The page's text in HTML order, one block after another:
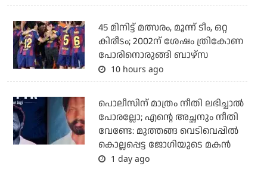
45 മിനിട്ട് മത്സരം, മൂന്ന് ടീം, ഒറ്റ
കിരീടം; 2002ന് ശേഷം ത്രികോണ
പോരിനൊരുങ്ങി ബാഴ്‌സ
10 hours ago
പൊലീസിന് മാത്രം നീതി ലഭിച്ചാല്‍
പോരല്ലോ; എന്റെ അച്ഛനും നീതി
വേണ്ടേ: മുത്തങ്ങ വെടിവെപ്പില്‍
കൊല്ലപ്പെട്ട ജോഗിയുടെ മകന്‍
1 day ago